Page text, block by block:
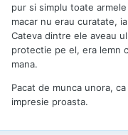
pur si simplu toate
macar nu erau curatate,
Cateva dintre ele aveau
protectie pe el, era lemn
mana.
Pacat de munca unora,
impresie proasta.